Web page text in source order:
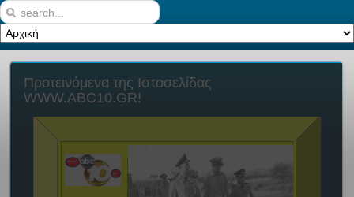
Προτεινόμενα της Ιστοσελίδας
WWW.ABC10.GR!